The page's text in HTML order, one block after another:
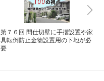
第７６回 間仕切壁に手摺設置や家
具転倒防止金物設置用の下地が必
要